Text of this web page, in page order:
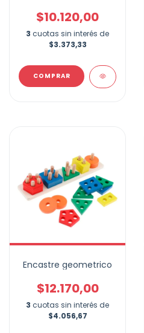
$10.120,00
3 cuotas sin interés de
$3.373,33
Encastre geometrico
$12.170,00
3 cuotas sin interés de
$4.056,67